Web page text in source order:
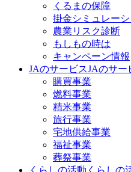
くるまの保障
掛金シミュレー
農業リスク診断
もしもの時は
キャンペーン情報
JAのサービスJAのサー
購買事業
燃料事業
精米事業
旅行事業
宅地供給事業
福祉事業
葬祭事業
くらしの活動 くらしの